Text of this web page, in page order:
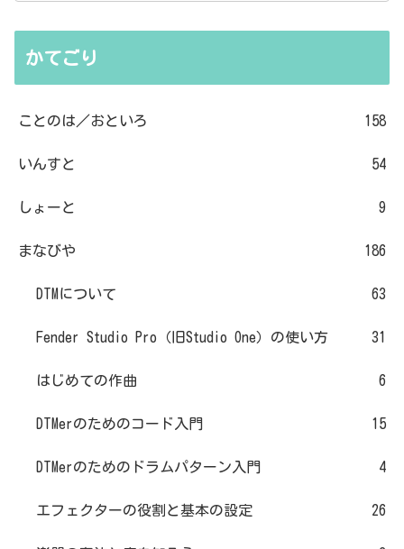
かてごり
ことのは／おといろ 158
いんすと 54
しょーと 9
まなびや 186
DTMについて 63
Fender Studio Pro（旧Studio One）の使い方 31
はじめての作曲 6
DTMerのためのコード入門 15
DTMerのためのドラムパターン入門 4
エフェクターの役割と基本の設定 26